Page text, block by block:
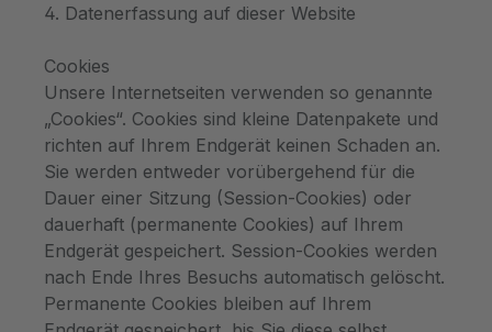
4. Datenerfassung auf dieser Website
Cookies
Unsere Internetseiten verwenden so genannte
„Cookies“. Cookies sind kleine Datenpakete und
richten auf Ihrem Endgerät keinen Schaden an.
Sie werden entweder vorübergehend für die
Dauer einer Sitzung (Session-Cookies) oder
dauerhaft (permanente Cookies) auf Ihrem
Endgerät gespeichert. Session-Cookies werden
nach Ende Ihres Besuchs automatisch gelöscht.
Permanente Cookies bleiben auf Ihrem